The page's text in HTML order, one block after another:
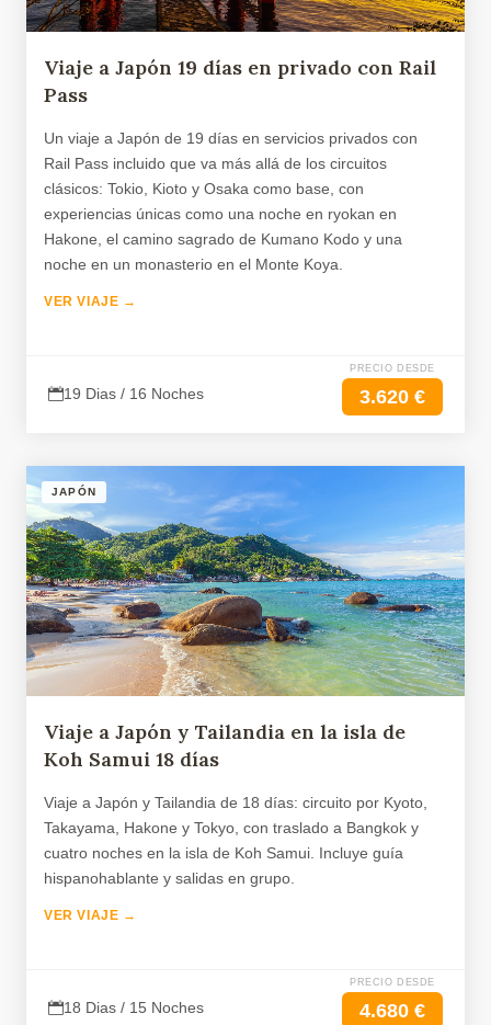
Viaje a Japón 19 días en privado con Rail
Pass
Un viaje a Japón de 19 días en servicios privados con
Rail Pass incluido que va más allá de los circuitos
clásicos: Tokio, Kioto y Osaka como base, con
experiencias únicas como una noche en ryokan en
Hakone, el camino sagrado de Kumano Kodo y una
noche en un monasterio en el Monte Koya.
VER VIAJE →
19 Dias / 16 Noches
PRECIO DESDE
3.620 €
JAPÓN
Viaje a Japón y Tailandia en la isla de
Koh Samui 18 días
Viaje a Japón y Tailandia de 18 días: circuito por Kyoto,
Takayama, Hakone y Tokyo, con traslado a Bangkok y
cuatro noches en la isla de Koh Samui. Incluye guía
hispanohablante y salidas en grupo.
VER VIAJE →
18 Dias / 15 Noches
PRECIO DESDE
4.680 €